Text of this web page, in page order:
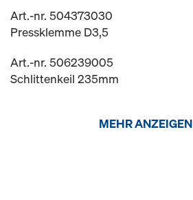
Art.-nr. 504373030
Pressklemme D3,5
Art.-nr. 506239005
Schlittenkeil 235mm
MEHR ANZEIGEN